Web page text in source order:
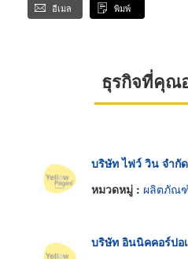
อีเมล พิมพ์
ธุรกิจที่คุณ
บริษัท ไฟว์ วิน จำกัด
หมวดหมู่ : ผลิตภัณ
บริษัท อินนิคคอร์ปอ